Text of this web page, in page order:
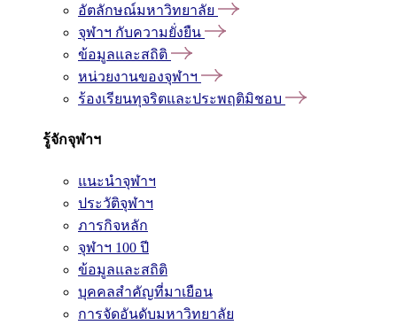
อัตลักษณ์มหาวิทยาลัย
จุฬาฯ กับความยั่งยืน
ข้อมูลและสถิติ
หน่วยงานของจุฬาฯ
ร้องเรียนทุจริตและประพฤติมิชอบ
รู้จักจุฬาฯ
แนะนำจุฬาฯ
ประวัติจุฬาฯ
ภารกิจหลัก
จุฬาฯ 100 ปี
ข้อมูลและสถิติ
บุคคลสำคัญที่มาเยือน
การจัดอันดับมหาวิทยาลัย